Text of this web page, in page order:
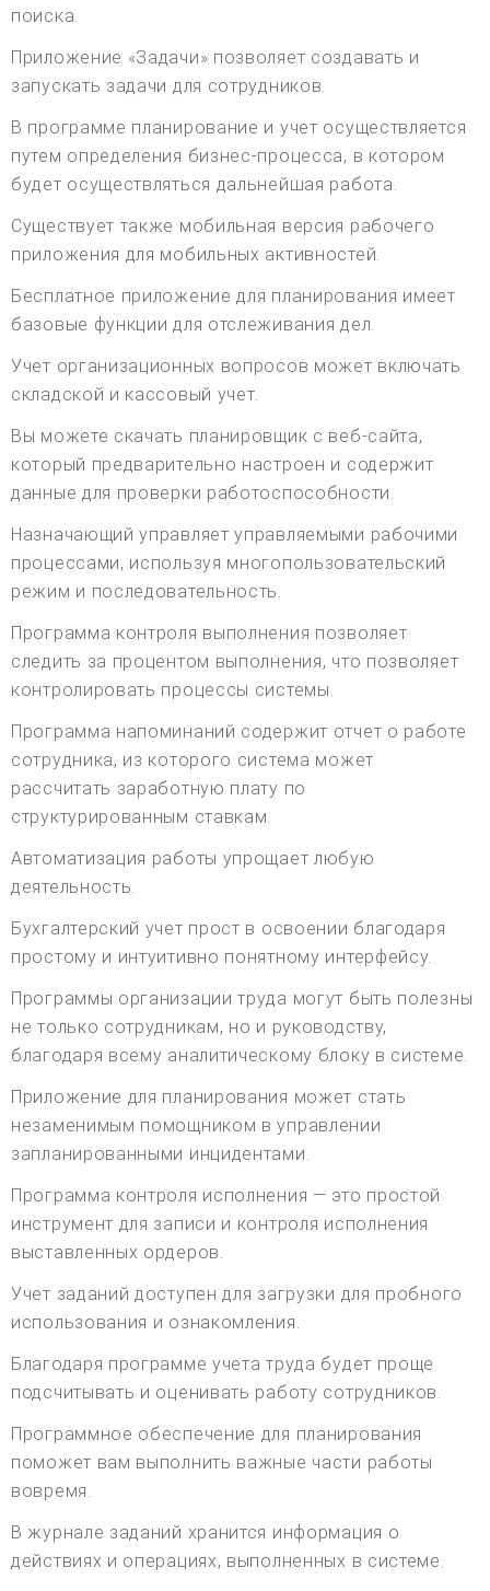
поиска.
Приложение «Задачи» позволяет создавать и
запускать задачи для сотрудников.
В программе планирование и учет осуществляется
путем определения бизнес-процесса, в котором
будет осуществляться дальнейшая работа.
Существует также мобильная версия рабочего
приложения для мобильных активностей.
Бесплатное приложение для планирования имеет
базовые функции для отслеживания дел.
Учет организационных вопросов может включать
складской и кассовый учет.
Вы можете скачать планировщик с веб-сайта,
который предварительно настроен и содержит
данные для проверки работоспособности.
Назначающий управляет управляемыми рабочими
процессами, используя многопользовательский
режим и последовательность.
Программа контроля выполнения позволяет
следить за процентом выполнения, что позволяет
контролировать процессы системы.
Программа напоминаний содержит отчет о работе
сотрудника, из которого система может
рассчитать заработную плату по
структурированным ставкам.
Автоматизация работы упрощает любую
деятельность.
Бухгалтерский учет прост в освоении благодаря
простому и интуитивно понятному интерфейсу.
Программы организации труда могут быть полезны
не только сотрудникам, но и руководству,
благодаря всему аналитическому блоку в системе.
Приложение для планирования может стать
незаменимым помощником в управлении
запланированными инцидентами.
Программа контроля исполнения — это простой
инструмент для записи и контроля исполнения
выставленных ордеров.
Учет заданий доступен для загрузки для пробного
использования и ознакомления.
Благодаря программе учета труда будет проще
подсчитывать и оценивать работу сотрудников.
Программное обеспечение для планирования
поможет вам выполнить важные части работы
вовремя.
В журнале заданий хранится информация о
действиях и операциях, выполненных в системе.